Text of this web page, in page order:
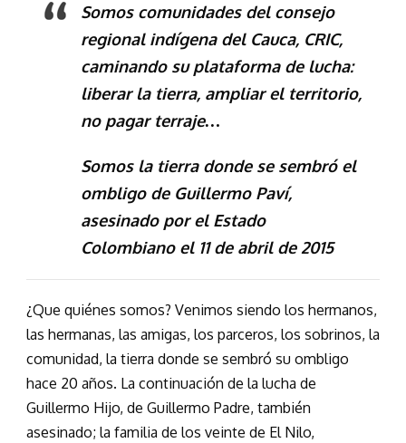
Somos comunidades del consejo
regional indígena del Cauca, CRIC,
caminando su plataforma de lucha:
liberar la tierra, ampliar el territorio,
no pagar terraje…
Somos la tierra donde se sembró el
ombligo de Guillermo Paví,
asesinado por el Estado
Colombiano el 11 de abril de 2015
¿Que quiénes somos? Venimos siendo los hermanos,
las hermanas, las amigas, los parceros, los sobrinos, la
comunidad, la tierra donde se sembró su ombligo
hace 20 años. La continuación de la lucha de
Guillermo Hijo, de Guillermo Padre, también
asesinado; la familia de los veinte de El Nilo,